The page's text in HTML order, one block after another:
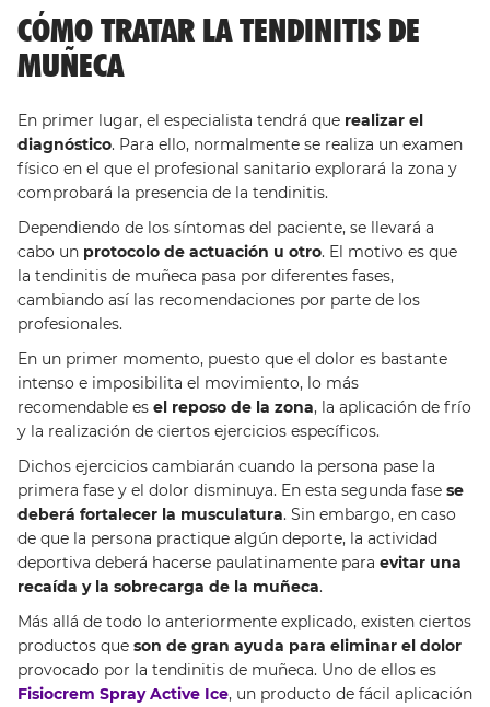
CÓMO TRATAR LA TENDINITIS DE
MUÑECA
En primer lugar, el especialista tendrá que realizar el
diagnóstico. Para ello, normalmente se realiza un examen
físico en el que el profesional sanitario explorará la zona y
comprobará la presencia de la tendinitis.
Dependiendo de los síntomas del paciente, se llevará a
cabo un protocolo de actuación u otro. El motivo es que
la tendinitis de muñeca pasa por diferentes fases,
cambiando así las recomendaciones por parte de los
profesionales.
En un primer momento, puesto que el dolor es bastante
intenso e imposibilita el movimiento, lo más
recomendable es el reposo de la zona, la aplicación de frío
y la realización de ciertos ejercicios específicos.
Dichos ejercicios cambiarán cuando la persona pase la
primera fase y el dolor disminuya. En esta segunda fase se
deberá fortalecer la musculatura. Sin embargo, en caso
de que la persona practique algún deporte, la actividad
deportiva deberá hacerse paulatinamente para evitar una
recaída y la sobrecarga de la muñeca.
Más allá de todo lo anteriormente explicado, existen ciertos
productos que son de gran ayuda para eliminar el dolor
provocado por la tendinitis de muñeca. Uno de ellos es
Fisiocrem Spray Active Ice, un producto de fácil aplicación